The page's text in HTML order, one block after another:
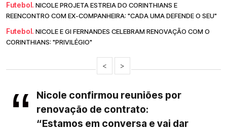
Futebol. NICOLE PROJETA ESTREIA DO CORINTHIANS E
REENCONTRO COM EX-COMPANHEIRA: "CADA UMA DEFENDE O SEU"
Futebol. NICOLE E GI FERNANDES CELEBRAM RENOVAÇÃO COM O
CORINTHIANS: "PRIVILÉGIO"
< >
Nicole confirmou reuniões por
renovação de contrato:
“Estamos em conversa e vai dar